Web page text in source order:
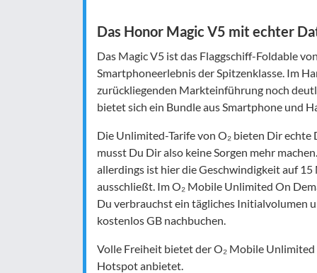
Das Honor Magic V5 mit echter
Das Magic V5 ist das Flaggschiff-Foldable
Smartphoneerlebnis der Spitzenklasse. Im
zurückliegenden Markteinführung noch
bietet sich ein Bundle aus Smartphone und
Die Unlimited-Tarife von O₂ bieten Dir
musst Du Dir also keine Sorgen mehr
allerdings ist hier die Geschwindigkeit auf
ausschließt. Im O₂ Mobile Unlimited On
Du verbrauchst ein tägliches Initialvolumen
kostenlos GB nachbuchen.
Volle Freiheit bietet der O₂ Mobile
Hotspot anbietet.